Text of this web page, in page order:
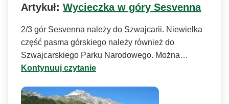
Artykuł: Wycieczka w góry Sesvenna
2/3 gór Sesvenna należy do Szwajcarii. Niewielka
część pasma górskiego należy również do
Szwajcarskiego Parku Narodowego. Można…
Kontynuuj czytanie